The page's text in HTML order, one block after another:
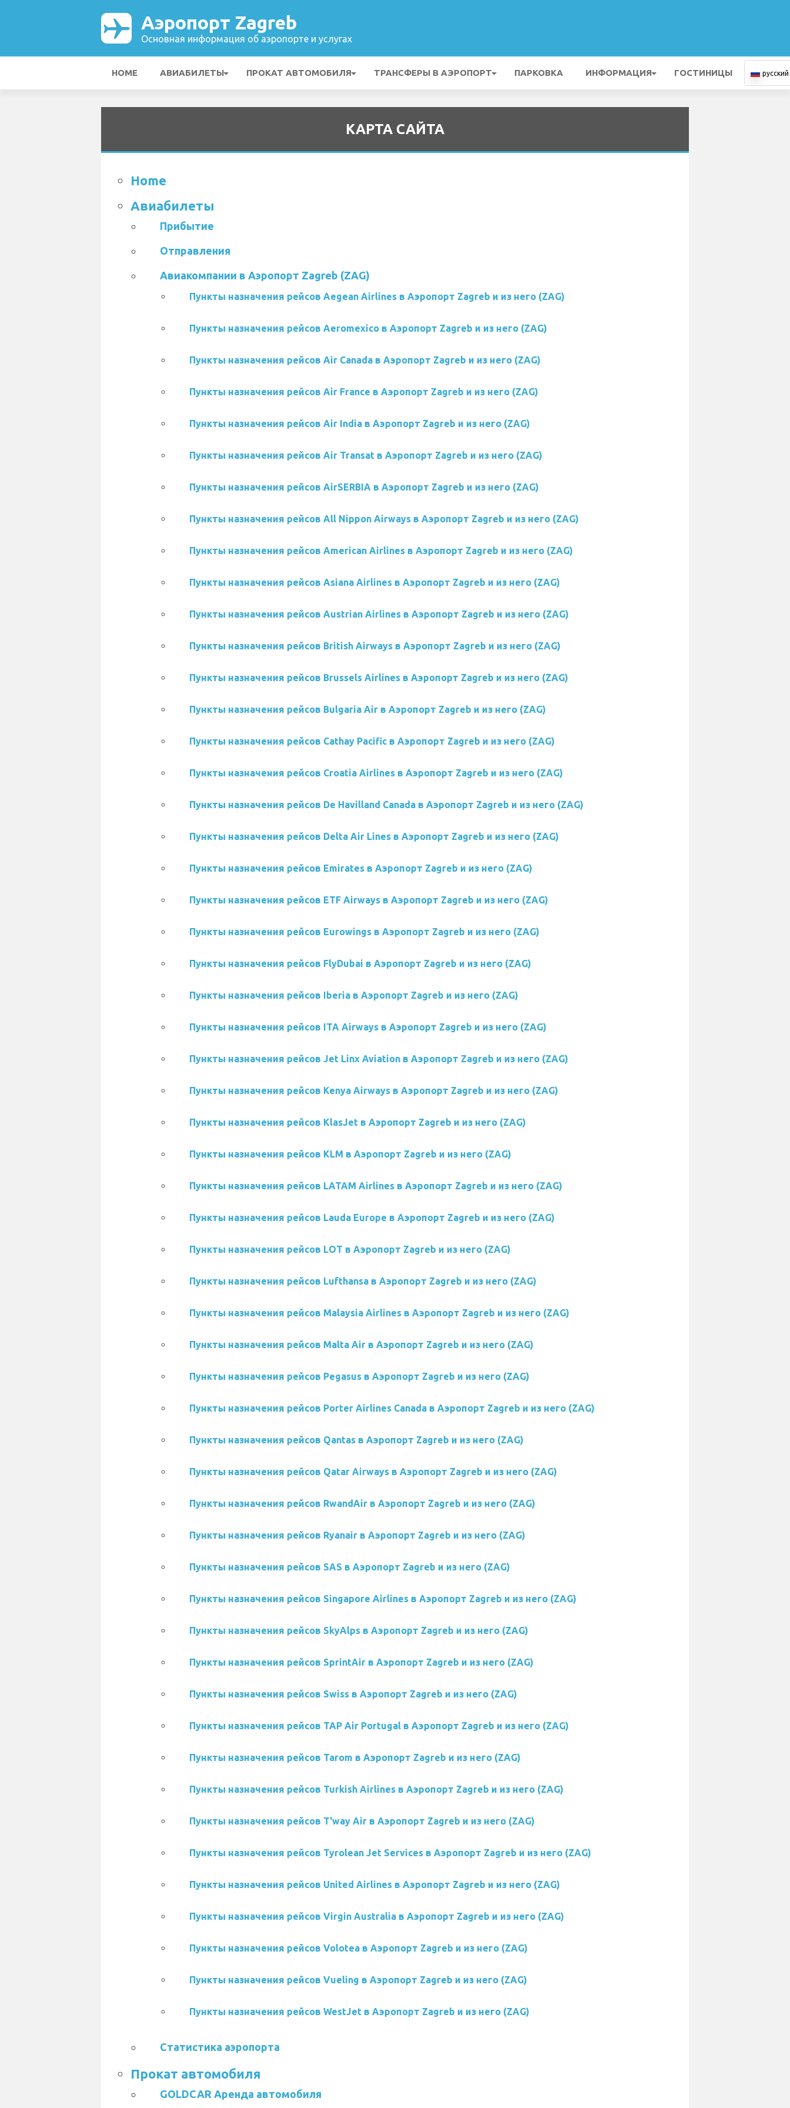
Аэропорт Zagreb
Основная информация об аэропорте и услугах
HOME АВИАБИЛЕТЫ ПРОКАТ АВТОМОБИЛЯ ТРАНСФЕРЫ В АЭРОПОРТ ПАРКОВКА ИНФОРМАЦИЯ ГОСТИНИЦЫ русский
КАРТА САЙТА
Home
Авиабилеты
Прибытие
Отправления
Авиакомпании в Аэропорт Zagreb (ZAG)
Пункты назначения рейсов Aegean Airlines в Аэропорт Zagreb и из него (ZAG)
Пункты назначения рейсов Aeromexico в Аэропорт Zagreb и из него (ZAG)
Пункты назначения рейсов Air Canada в Аэропорт Zagreb и из него (ZAG)
Пункты назначения рейсов Air France в Аэропорт Zagreb и из него (ZAG)
Пункты назначения рейсов Air India в Аэропорт Zagreb и из него (ZAG)
Пункты назначения рейсов Air Transat в Аэропорт Zagreb и из него (ZAG)
Пункты назначения рейсов AirSERBIA в Аэропорт Zagreb и из него (ZAG)
Пункты назначения рейсов All Nippon Airways в Аэропорт Zagreb и из него (ZAG)
Пункты назначения рейсов American Airlines в Аэропорт Zagreb и из него (ZAG)
Пункты назначения рейсов Asiana Airlines в Аэропорт Zagreb и из него (ZAG)
Пункты назначения рейсов Austrian Airlines в Аэропорт Zagreb и из него (ZAG)
Пункты назначения рейсов British Airways в Аэропорт Zagreb и из него (ZAG)
Пункты назначения рейсов Brussels Airlines в Аэропорт Zagreb и из него (ZAG)
Пункты назначения рейсов Bulgaria Air в Аэропорт Zagreb и из него (ZAG)
Пункты назначения рейсов Cathay Pacific в Аэропорт Zagreb и из него (ZAG)
Пункты назначения рейсов Croatia Airlines в Аэропорт Zagreb и из него (ZAG)
Пункты назначения рейсов De Havilland Canada в Аэропорт Zagreb и из него (ZAG)
Пункты назначения рейсов Delta Air Lines в Аэропорт Zagreb и из него (ZAG)
Пункты назначения рейсов Emirates в Аэропорт Zagreb и из него (ZAG)
Пункты назначения рейсов ETF Airways в Аэропорт Zagreb и из него (ZAG)
Пункты назначения рейсов Eurowings в Аэропорт Zagreb и из него (ZAG)
Пункты назначения рейсов FlyDubai в Аэропорт Zagreb и из него (ZAG)
Пункты назначения рейсов Iberia в Аэропорт Zagreb и из него (ZAG)
Пункты назначения рейсов ITA Airways в Аэропорт Zagreb и из него (ZAG)
Пункты назначения рейсов Jet Linx Aviation в Аэропорт Zagreb и из него (ZAG)
Пункты назначения рейсов Kenya Airways в Аэропорт Zagreb и из него (ZAG)
Пункты назначения рейсов KlasJet в Аэропорт Zagreb и из него (ZAG)
Пункты назначения рейсов KLM в Аэропорт Zagreb и из него (ZAG)
Пункты назначения рейсов LATAM Airlines в Аэропорт Zagreb и из него (ZAG)
Пункты назначения рейсов Lauda Europe в Аэропорт Zagreb и из него (ZAG)
Пункты назначения рейсов LOT в Аэропорт Zagreb и из него (ZAG)
Пункты назначения рейсов Lufthansa в Аэропорт Zagreb и из него (ZAG)
Пункты назначения рейсов Malaysia Airlines в Аэропорт Zagreb и из него (ZAG)
Пункты назначения рейсов Malta Air в Аэропорт Zagreb и из него (ZAG)
Пункты назначения рейсов Pegasus в Аэропорт Zagreb и из него (ZAG)
Пункты назначения рейсов Porter Airlines Canada в Аэропорт Zagreb и из него (ZAG)
Пункты назначения рейсов Qantas в Аэропорт Zagreb и из него (ZAG)
Пункты назначения рейсов Qatar Airways в Аэропорт Zagreb и из него (ZAG)
Пункты назначения рейсов RwandAir в Аэропорт Zagreb и из него (ZAG)
Пункты назначения рейсов Ryanair в Аэропорт Zagreb и из него (ZAG)
Пункты назначения рейсов SAS в Аэропорт Zagreb и из него (ZAG)
Пункты назначения рейсов Singapore Airlines в Аэропорт Zagreb и из него (ZAG)
Пункты назначения рейсов SkyAlps в Аэропорт Zagreb и из него (ZAG)
Пункты назначения рейсов SprintAir в Аэропорт Zagreb и из него (ZAG)
Пункты назначения рейсов Swiss в Аэропорт Zagreb и из него (ZAG)
Пункты назначения рейсов TAP Air Portugal в Аэропорт Zagreb и из него (ZAG)
Пункты назначения рейсов Tarom в Аэропорт Zagreb и из него (ZAG)
Пункты назначения рейсов Turkish Airlines в Аэропорт Zagreb и из него (ZAG)
Пункты назначения рейсов T'way Air в Аэропорт Zagreb и из него (ZAG)
Пункты назначения рейсов Tyrolean Jet Services в Аэропорт Zagreb и из него (ZAG)
Пункты назначения рейсов United Airlines в Аэропорт Zagreb и из него (ZAG)
Пункты назначения рейсов Virgin Australia в Аэропорт Zagreb и из него (ZAG)
Пункты назначения рейсов Volotea в Аэропорт Zagreb и из него (ZAG)
Пункты назначения рейсов Vueling в Аэропорт Zagreb и из него (ZAG)
Пункты назначения рейсов WestJet в Аэропорт Zagreb и из него (ZAG)
Статистика аэропорта
Прокат автомобиля
GOLDCAR Аренда автомобиля